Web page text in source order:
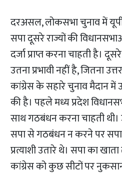
दरअसल, लोकसभा चुनाव में
सपा दूसरे राज्यों की
दर्जा प्राप्त करना चाहती है।
उतना प्रभावी नहीं है, जितना
कांग्रेस के सहारे चुनाव मैदान
की है। पहले मध्य प्रदेश
साथ गठबंधन करना चाहती
सपा से गठबंधन न करने पर
प्रत्याशी उतारे थे। सपा का
कांग्रेस को कुछ सीटों पर